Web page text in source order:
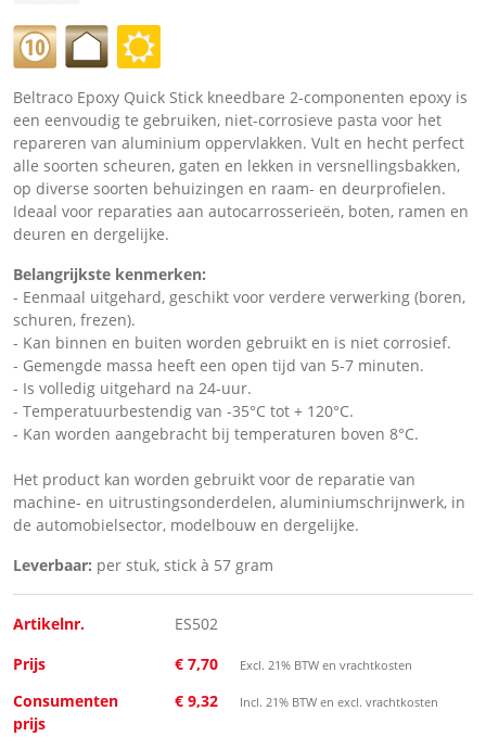
Beltraco Epoxy Quick Stick kneedbare 2-componenten epoxy is
een eenvoudig te gebruiken, niet-corrosieve pasta voor het
repareren van aluminium oppervlakken. Vult en hecht perfect
alle soorten scheuren, gaten en lekken in versnellingsbakken,
op diverse soorten behuizingen en raam- en deurprofielen.
Ideaal voor reparaties aan autocarrosserieën, boten, ramen en
deuren en dergelijke.
Belangrijkste kenmerken:
- Eenmaal uitgehard, geschikt voor verdere verwerking (boren,
schuren, frezen).
- Kan binnen en buiten worden gebruikt en is niet corrosief.
- Gemengde massa heeft een open tijd van 5-7 minuten.
- Is volledig uitgehard na 24-uur.
- Temperatuurbestendig van -35°C tot + 120°C.
- Kan worden aangebracht bij temperaturen boven 8°C.
Het product kan worden gebruikt voor de reparatie van
machine- en uitrustingsonderdelen, aluminiumschrijnwerk, in
de automobielsector, modelbouw en dergelijke.
Leverbaar: per stuk, stick à 57 gram
Artikelnr.
ES502
Prijs
€ 7,70 Excl. 21% BTW en vrachtkosten
Consumenten
prijs
€ 9,32 Incl. 21% BTW en excl. vrachtkosten